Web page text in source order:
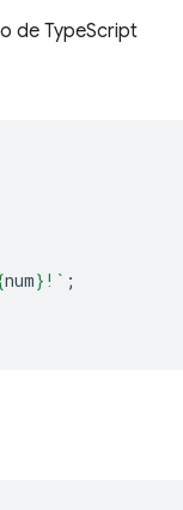
de TypeScript
num} !` ;